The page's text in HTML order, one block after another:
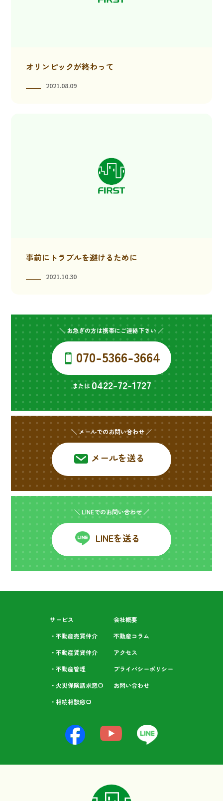
オリンピックが終わって
2021.08.09
事前にトラブルを避けるために
2021.10.30
＼ お急ぎの方は携帯にご連絡下さい ／
070-5366-3664
または 0422-72-1727
＼ メールでのお問い合わせ ／
メールを送る
＼ LINEでのお問い合わせ ／
LINEを送る
サービス
・不動産売買仲介
・不動産賃貸仲介
・不動産管理
・火災保険請求窓口
・相続相談⁩窓口
会社概要
不動産コラム
アクセス
プライバシーポリシー
お問い合わせ